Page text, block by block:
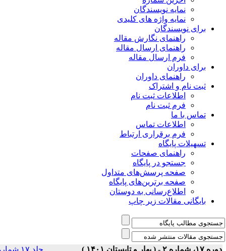
نمایه نویسندگان
نمایه واژه های کلیدی
برای نویسندگان
راهنمای نگارش مقاله
راهنمای ارسال مقاله
فرم ارسال مقاله
برای داوران
راهنمای داوران
ثبت نام و اشتراک
اطلاعات ثبت نام
فرم ثبت نام
تماس با ما
اطلاعات تماس
فرم برقراری ارتباط
تسهیلات پایگاه
راهنمای صفحات
جستجو در پایگاه
صفحه پرسش‌های متداول
صفحه برترین‌های پایگاه
اطلاع‌رسانی به دوستان
بایگانی مقالات زیر چاپ
شماره ۲ - ( بهار و تابستان ۱۴۰۱ )
جلد ۱۷ شماره